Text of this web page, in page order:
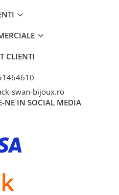
CLIENTI
swan-bijoux.ro
NE IN SOCIAL MEDIA